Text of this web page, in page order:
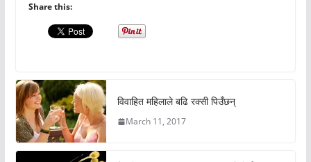
Share this:
विवाहित महिलाले बढि रक्सी पिउँछन्
March 11, 2017